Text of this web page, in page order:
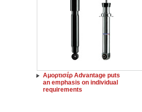
Αμορτισέρ Advantage puts
an emphasis on individual
requirements